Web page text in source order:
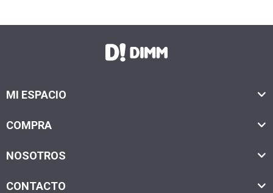
MI ESPACIO
COMPRA
NOSOTROS
CONTACTO